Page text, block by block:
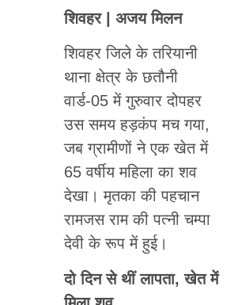
शिवहर | अजय मिलन
शिवहर जिले के तरियानी
थाना क्षेत्र के छतौनी
वार्ड-05 में गुरुवार दोपहर
उस समय हड़कंप मच गया,
जब ग्रामीणों ने एक खेत में
65 वर्षीय महिला का शव
देखा। मृतका की पहचान
रामजस राम की पत्नी चम्पा
देवी के रूप में हुई।
दो दिन से थीं लापता, खेत में